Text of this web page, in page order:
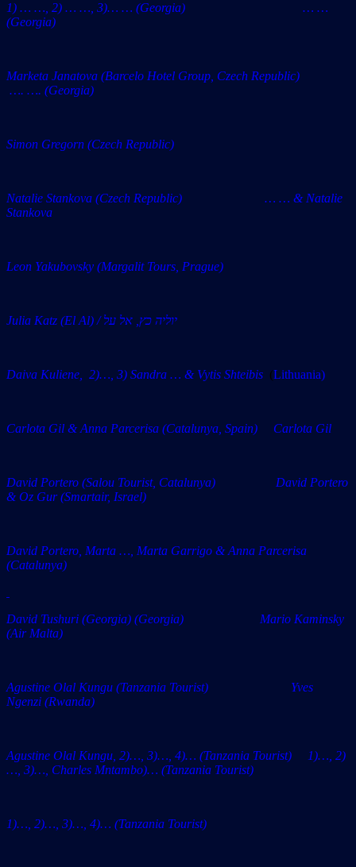
1) … …, 2) … …, 3)… … (Georgia) … …
(Georgia)
Marketa Janatova (Barcelo Hotel Group, Czech Republic)
…. …. (Georgia)
Simon Gregorn (Czech Republic)
Natalie Stankova (Czech Republic) … … & Natalie
Stankova
Leon Yakubovsky (Margalit Tours, Prague)
Julia Katz (El Al) / יוליה כץ, אל על
Daiva Kuliene, 2)…, 3) Sandra … & Vytis Shteibis (Lithuania)
Carlota Gil & Anna Parcerisa (Catalunya, Spain) Carlota Gil
David Portero (Salou Tourist, Catalunya) David Portero
& Oz Gur (Smartair, Israel)
David Portero, Marta …, Marta Garrigo & Anna Parcerisa
(Catalunya)
David Tushuri (Georgia) (Georgia) Mario Kaminsky
(Air Malta)
Agustine Olal Kungu (Tanzania Tourist) Yves
Ngenzi (Rwanda)
Agustine Olal Kungu, 2)…, 3)…, 4)… (Tanzania Tourist) 1)…, 2)
…, 3)…, Charles Mntambo)… (Tanzania Tourist)
1)…, 2)…, 3)…, 4)… (Tanzania Tourist)